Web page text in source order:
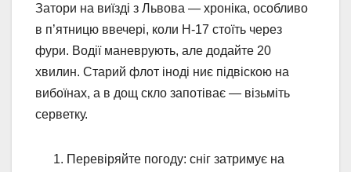
Затори на виїзді з Львова — хроніка, особливо
в п’ятницю ввечері, коли Н-17 стоїть через
фури. Водії маневрують, але додайте 20
хвилин. Старий флот іноді ниє підвіскою на
вибоїнах, а в дощ скло запотіває — візьміть
серветку.
Перевіряйте погоду: сніг затримує на